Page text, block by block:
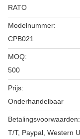
RATO
Modelnummer:
CPB021
MOQ:
500
Prijs:
Onderhandelbaar
Betalingsvoorwaarden:
T/T, Paypal, Western